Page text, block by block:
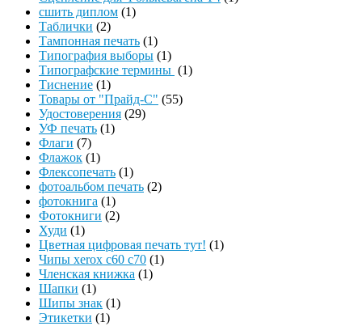
сшить диплом (1)
Таблички (2)
Тампонная печать (1)
Типография выборы (1)
Типографские термины (1)
Тиснение (1)
Товары от "Прайд-С" (55)
Удостоверения (29)
УФ печать (1)
Флаги (7)
Флажок (1)
Флексопечать (1)
фотоальбом печать (2)
фотокнига (1)
Фотокниги (2)
Худи (1)
Цветная цифровая печать тут! (1)
Чипы xerox c60 c70 (1)
Членская книжка (1)
Шапки (1)
Шипы знак (1)
Этикетки (1)